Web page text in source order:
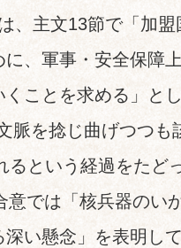
、主文13節で「加
、軍事・安全保障
ことを求める」と
脈を捻じ曲げつつも
るという経過をたど
意では「核兵器のい
い懸念」を表明し